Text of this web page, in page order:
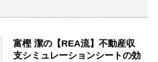
富樫 潔の【REA流】不動産収
支シミュレーションシートの効